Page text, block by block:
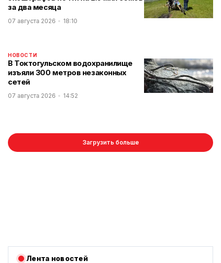
за два месяца
07 августа 2026 18:10
НОВОСТИ
В Токтогульском водохранилище
изъяли 300 метров незаконных
сетей
07 августа 2026 14:52
Загрузить больше
Лента новостей